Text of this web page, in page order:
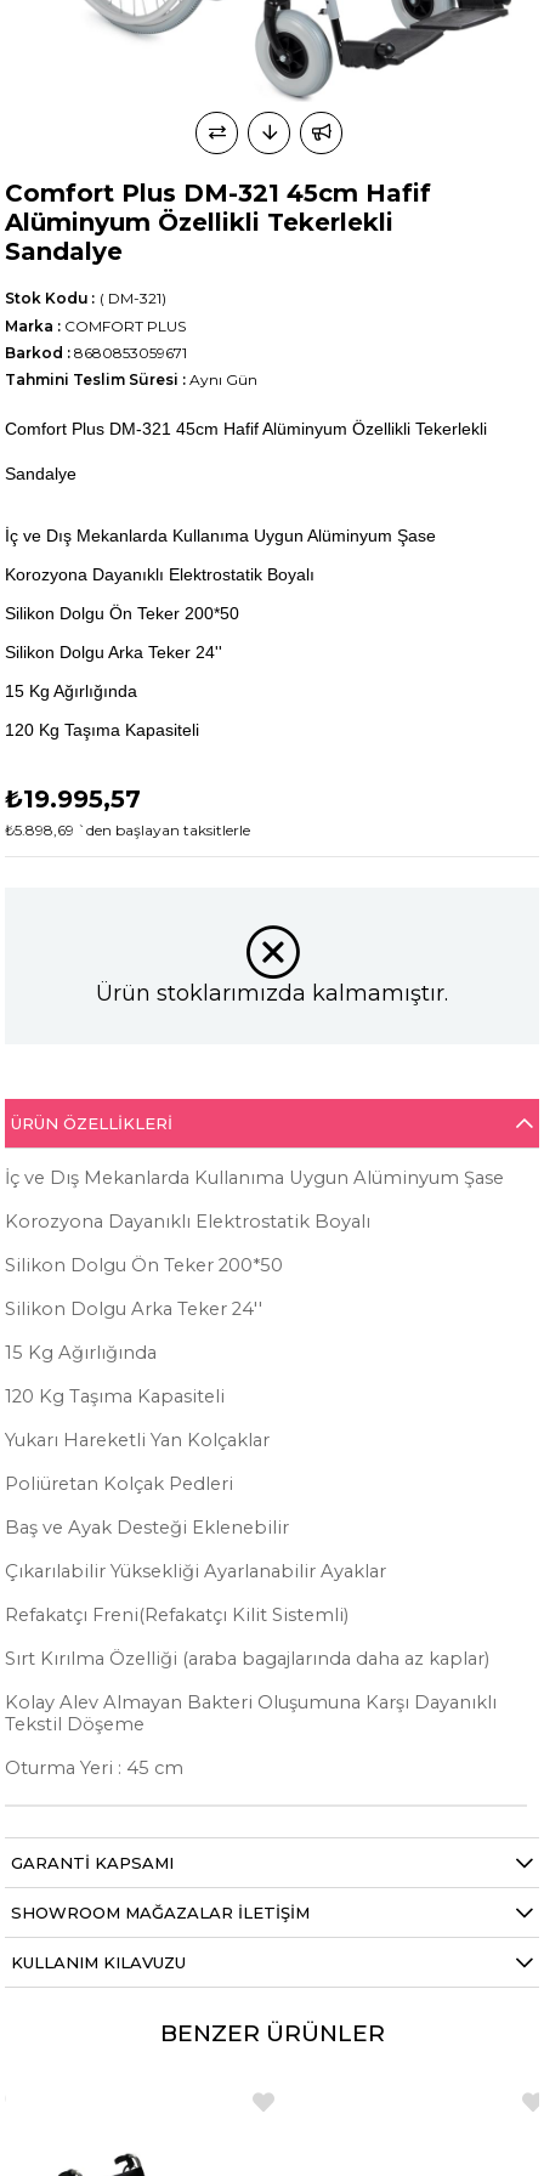
Comfort Plus DM-321 45cm Hafif
Alüminyum Özellikli Tekerlekli
Sandalye
( DM-321)
Stok Kodu
Marka : COMFORT PLUS
Barkod : 8680853059671
Tahmini Teslim Süresi : Aynı Gün
Comfort Plus DM-321 45cm Hafif Alüminyum Özellikli Tekerlekli
Sandalye
İç ve Dış Mekanlarda Kullanıma Uygun Alüminyum Şase
Korozyona Dayanıklı Elektrostatik Boyalı
Silikon Dolgu Ön Teker 200*50
Silikon Dolgu Arka Teker 24''
15 Kg Ağırlığında
120 Kg Taşıma Kapasiteli
₺19.995,57
₺5.898,69 `den başlayan taksitlerle
Ürün stoklarımızda kalmamıştır.
ÜRÜN ÖZELLIKLERI
İç ve Dış Mekanlarda Kullanıma Uygun Alüminyum Şase
Korozyona Dayanıklı Elektrostatik Boyalı
Silikon Dolgu Ön Teker 200*50
Silikon Dolgu Arka Teker 24''
15 Kg Ağırlığında
120 Kg Taşıma Kapasiteli
Yukarı Hareketli Yan Kolçaklar
Poliüretan Kolçak Pedleri
Baş ve Ayak Desteği Eklenebilir
Çıkarılabilir Yüksekliği Ayarlanabilir Ayaklar
Refakatçı Freni(Refakatçı Kilit Sistemli)
Sırt Kırılma Özelliği (araba bagajlarında daha az kaplar)
Kolay Alev Almayan Bakteri Oluşumuna Karşı Dayanıklı
Tekstil Döşeme
Oturma Yeri : 45 cm
GARANTI KAPSAMI
SHOWROOM MAĞAZALAR İLETIŞIM
KULLANIM KILAVUZU
BENZER ÜRÜNLER